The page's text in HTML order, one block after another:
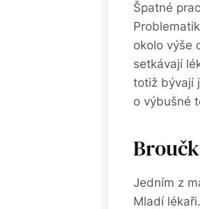
Špatné
okolo výše
setkávají
totiž bývají
o výbušné
Jedním z
Mladí